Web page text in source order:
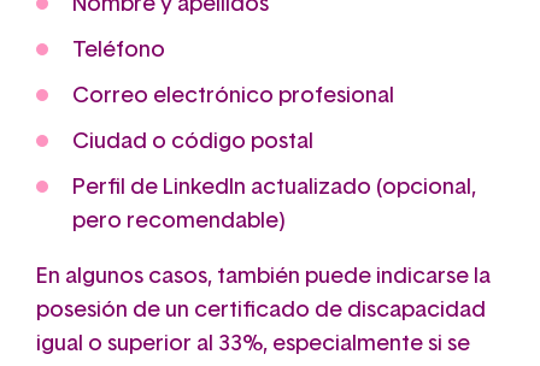
Nombre y apellidos
Teléfono
Correo electrónico profesional
Ciudad o código postal
Perfil de LinkedIn actualizado (opcional,
pero recomendable)
En algunos casos, también puede indicarse la
posesión de un certificado de discapacidad
igual o superior al 33%, especialmente si se